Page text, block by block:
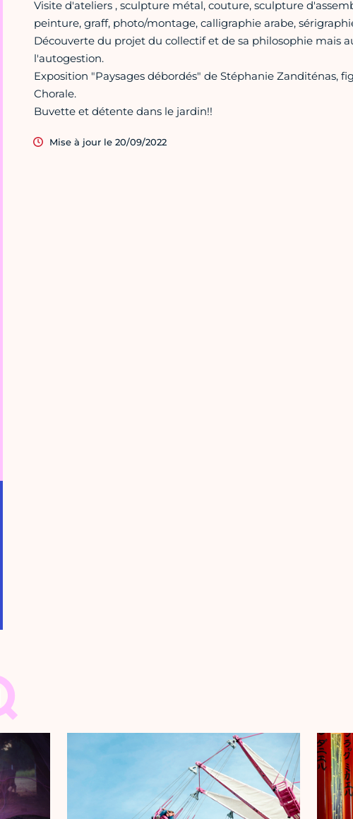
Visite d'ateliers , sculpture métal, couture, sculpture
peinture, graff, photo/montage, calligraphie arabe,
Découverte du projet du collectif et de sa philosophie mais
l'autogestion.
Exposition "Paysages débordés" de Stéphanie Zanditénas,
Chorale.
Buvette et détente dans le jardin!!
Mise à jour le 20/09/2022